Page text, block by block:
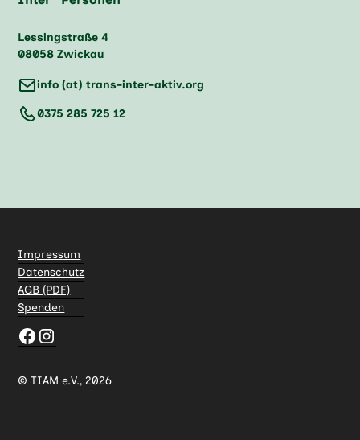
Lessingstraße 4
08058 Zwickau
info (at) trans-inter-aktiv.org
0375 285 725 12
© TIAM e.V.,2026
Impressum
Datenschutz
AGB (PDF)
Spenden